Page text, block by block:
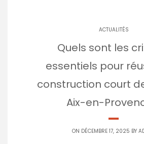
ACTUALITÉS
Quels sont les
essentiels pour
construction court
Aix-en-
ON DÉCEMBRE 17, 2025 BY